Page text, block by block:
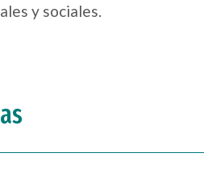
y sociales.